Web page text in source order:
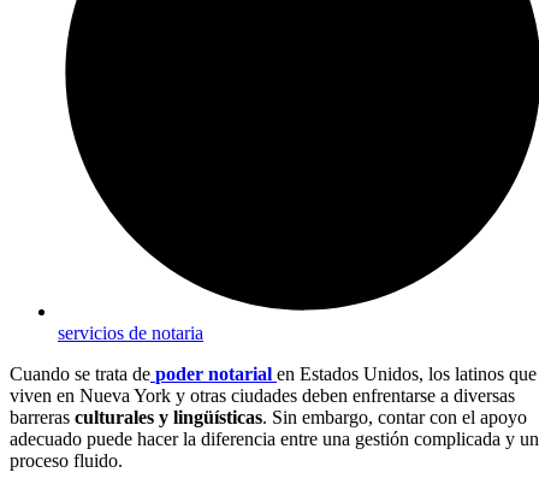
servicios de notaria
Cuando se trata de poder notarial en Estados Unidos, los latinos que
viven en Nueva York y otras ciudades deben enfrentarse a diversas
barreras culturales y lingüísticas. Sin embargo, contar con el apoyo
adecuado puede hacer la diferencia entre una gestión complicada y un
proceso fluido.